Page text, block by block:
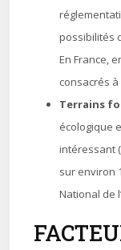
possibilités
En France,
consacrés à
Terrains
écologique
intéressant
sur environ
National de